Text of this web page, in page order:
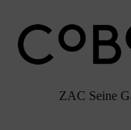
contenu
ZAC Seine